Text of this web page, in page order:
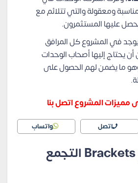
ومعقولة والتي تتلائم مع
عليها المستثمرون.
في المشروع كل المرافق
يحتاج إليها أصحاب الوحدات
ما يضمن لهم الحصول على
مميزات المشروع اتصل بنا
اتصل واتساب
عيوب مشروع Brackets التجمع